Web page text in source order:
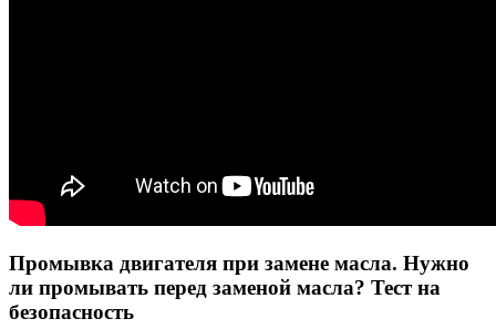
Промывка двигателя при замене масла. Нужно
ли промывать перед заменой масла? Тест на
безопасность